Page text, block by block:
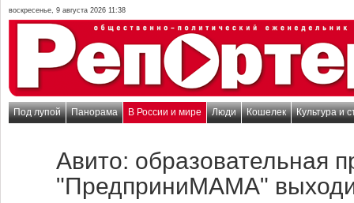
воскресенье, 9 августа 2026 11:38
Под лупой Панорама В России и мире Люди Кошелек Культура и
Авито: образовательная
"ПредприниМАМА"